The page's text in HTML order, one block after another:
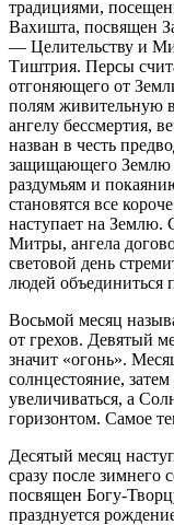
Восьмой месяц
от грехов. Девятый
значит «огонь».
солнцестояние,
увеличиваться, а
горизонтом. Самое
Десятый месяц
сразу после зимнего
посвящен Богу-
празднуется